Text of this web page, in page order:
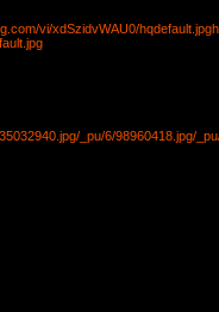
vi/xdSzidvWAU0/hqdefault.jpg
/_pu/6/98960418.jpg/